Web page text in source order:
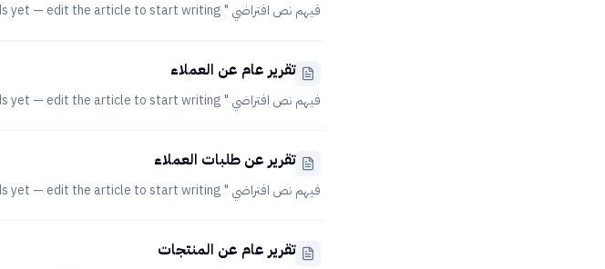
فيهم نص افتراضي " No words yet — edit the article to start writing "
تقرير عام عن العملاء
فيهم نص افتراضي " No words yet — edit the article to start writing "
تقرير عن طلبات العملاء
فيهم نص افتراضي " No words yet — edit the article to start writing "
تقرير عام عن المنتجات